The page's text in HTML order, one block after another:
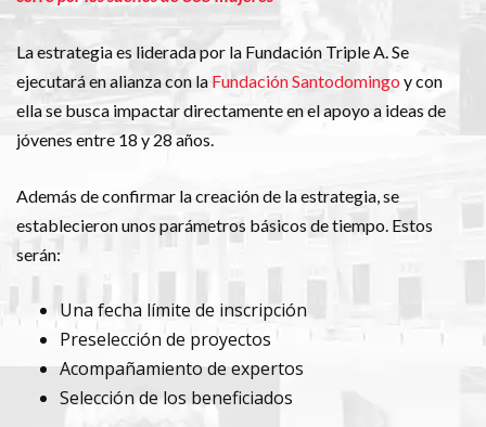
La estrategia es liderada por la Fundación Triple A. Se
ejecutará en alianza con la Fundación Santodomingoy con
ella se busca impactar directamente en el apoyo a ideas de
jóvenes entre 18 y 28 años.
Además de confirmar la creación de la estrategia, se
establecieron unos parámetros básicos de tiempo. Estos
serán:
Una fecha límite de inscripción
Preselección de proyectos
Acompañamiento de expertos
Selección de los beneficiados